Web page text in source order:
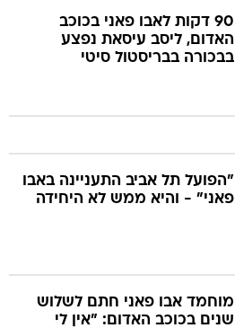
90 דקות לאבו פאני בכוכב
האדום, ליסב עיסאת נפצע
בבכורה בבריסטול סיטי
"הפועל תל אביב התעניינה באבו
פאני" - והיא ממש לא היחידה
מוחמד אבו פאני חתם לשלוש
שנים בכוכב האדום: "אין לי